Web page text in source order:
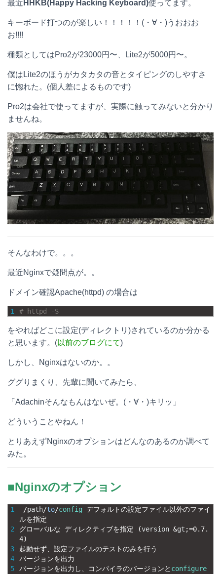
n b
k
k
e
最近 HHKB(Happy Hacking Keyboard)使ってます。
キーボード打つのが楽しい！！！！！(・∀・)うおおお
お!!!!
種類としてはPro2が23000円〜、Lite2が5000円〜。
僕はLite2のほうがカタカタの音とタイピングのしやすさ
に惚れた。(個人差によるものです)
Pro2は会社で使ってますが、実際に触ってみないと分かり
ませんね。
そんなわけで。。。
最近Nginxで疑問点が。。
ドメイン確認Apache(httpd) の場合は
1 # httpd -S
をやればどこに設定(ディレクトリ)されているのか分かる
と思います。(以前のブログにて)
しかし、Nginxはないのか。。
ググりまくり、先輩に聞いてみたら、
「Adachinそんなもんはないぜ。(・∀・)キリッ」
どういうことやねん！
とりあえずNginxのオプションはどんなのあるのか調べて
みた。
■Nginxのオプション
1
2
3
4
5
/path/to/config デフォルトの設定ファイル以外のファイ
ルを指定
グローバルな ディレクティブを指定 (version &gt ;=0.7.
4)
起動せず、設定ファイルのテストのみを行う
バージョンを出力
バージョンを出力し、コンパイラのバージョンと configure